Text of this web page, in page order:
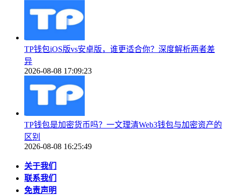
TP钱包iOS版vs安卓版，谁更适合你？深度解析两者差
异
2026-08-08 17:09:23
TP钱包是加密货币吗？一文理清Web3钱包与加密资产的
区别
2026-08-08 16:25:49
关于我们
联系我们
免责声明